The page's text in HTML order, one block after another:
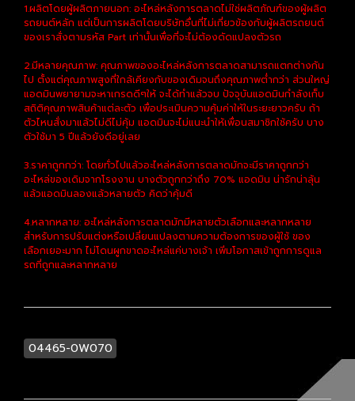
1.ผลิตโดยผู้ผลิตภายนอก: อะไหล่หลังการตลาดไม่ใช่ผลิตภัณฑ์ของผู้ผลิต
รถยนต์หลัก แต่เป็นการผลิตโดยบริษัทอื่นที่ไม่เกี่ยวข้องกับผู้ผลิตรถยนต์
ของเราสั่งตามรหัส Part เท่านั้นเพื่อที่จะไม่ต้องดัดแปลงตัวรถ
2.มีหลายคุณภาพ: คุณภาพของอะไหล่หลังการตลาดสามารถแตกต่างกัน
ไป ตั้งแต่คุณภาพสูงที่ใกล้เคียงกับของเดิมจนถึงคุณภาพต่ำกว่า ส่วนใหญ่
แอดมินพยายามจะหาเกรดดีๆให้ จะได้ทำแล้วจบ ปัจจุบันแอดมินกำลังเก็บ
สถิติคุณภาพสินค้าแต่ละตัว เพื่อประเมินความคุ้มค่าให้ในระยะยาวครับ ถ้า
ตัวไหนสั่งมาแล้วไม่ดีไม่คุ้ม แอดมินจะไม่แนะนำให้เพื่อนสมาชิกใช้ครับ บาง
ตัวใช้มา 5 ปีแล้วยังดีอยู่เลย
3.ราคาถูกกว่า: โดยทั่วไปแล้วอะไหล่หลังการตลาดมักจะมีราคาถูกกว่า
อะไหล่ของเดิมจากโรงงาน บางตัวถูกกว่าถึง 70% แอดมิน น่ารักน่าลุ้น
แล้วแอดมินลองแล้วหลายตัว คิดว่าคุ้มดี
4.หลากหลาย: อะไหล่หลังการตลาดมักมีหลายตัวเลือกและหลากหลาย
สำหรับการปรับแต่งหรือเปลี่ยนแปลงตามความต้องการของผู้ใช้ ของ
เลือกเยอะมาก ไม่โดนผูกขาดอะไหล่แค่บางเจ้า เพิ่มโอกาสเข้าถูกการดูแล
รถที่ถูกและหลากหลาย
04465-0W070